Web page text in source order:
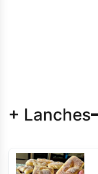
+ Lanches